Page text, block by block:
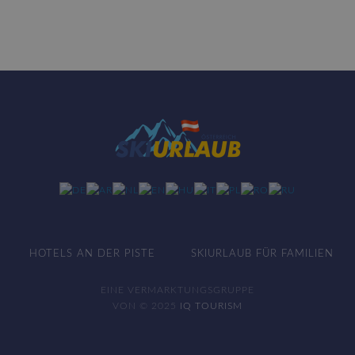
HOTELS AN DER PISTE SKIURLAUB FÜR FAMILIEN
EINE VERMARKTUNGSGRUPPE
VON © 2025 IQ TOURISM